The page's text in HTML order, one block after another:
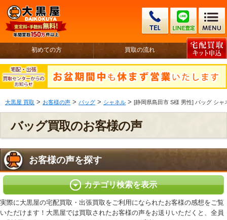
初めての方 買取の流れ
大黒屋 買取 > お客様の声 > バッグ > シャネル > [静岡県島田市 S様 男性] バッグ シ
バッグ買取のお客様の声
お客様の声を探す
カテゴリ検索を表示
実際に大黒屋の宅配買取・出張買取をご利用になられたお客様の感想をご覧
いただけます！大黒屋では買取されたお客様の声をお送りいただくと、全員